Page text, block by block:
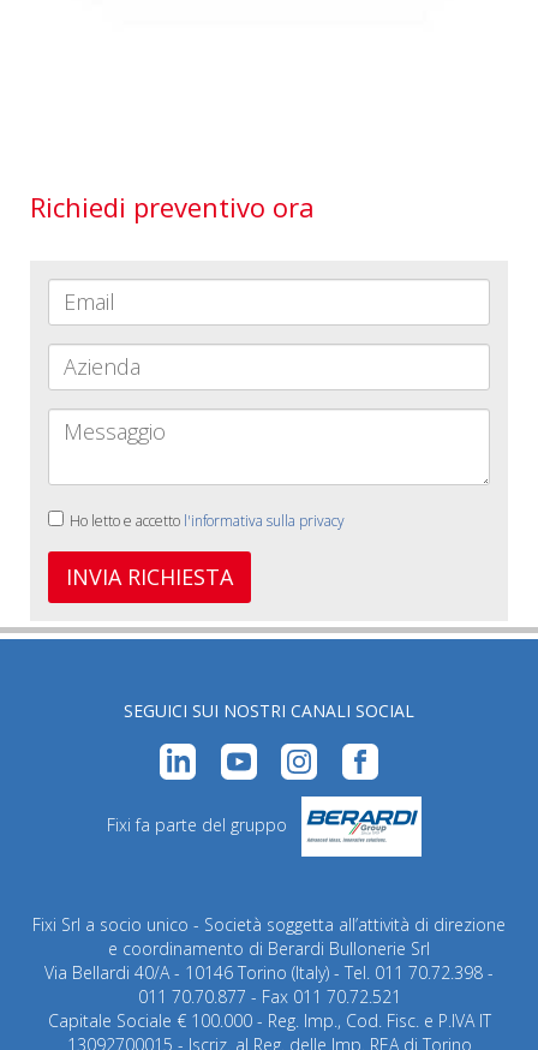
Richiedi preventivo ora
Ho letto e accetto l'informativa sulla privacy
INVIA RICHIESTA
SEGUICI SUI NOSTRI CANALI SOCIAL
Fixi fa parte del gruppo
Fixi Srl a socio unico - Società soggetta all’attività di direzione
e coordinamento di Berardi Bullonerie Srl
Via Bellardi 40/A - 10146 Torino (Italy) - Tel. 011 70.72.398 -
011 70.70.877 - Fax 011 70.72.521
Capitale Sociale € 100.000 - Reg. Imp., Cod. Fisc. e P.IVA IT
13092700015 - Iscriz. al Reg. delle Imp. REA di Torino